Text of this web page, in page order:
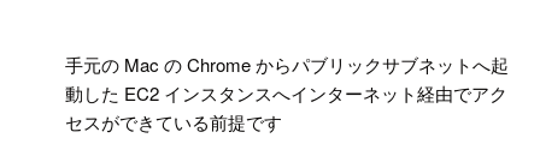
手元の Mac の Chrome からパブリックサブネットへ起
動した EC2 インスタンスへインターネット経由でアク
セスができている前提です